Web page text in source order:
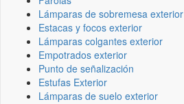
Lámparas de sobremesa exterior
Estacas y focos exterior
Lámparas colgantes exterior
Empotrados exterior
Punto de señalización
Estufas Exterior
Lámparas de suelo exterior